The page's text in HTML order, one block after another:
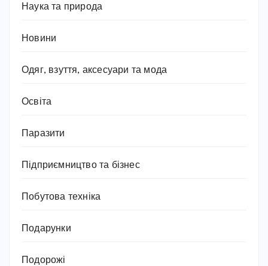
Наука та природа
Новини
Одяг, взуття, аксесуари та мода
Освіта
Паразити
Підприємництво та бізнес
Побутова техніка
Подарунки
Подорожі